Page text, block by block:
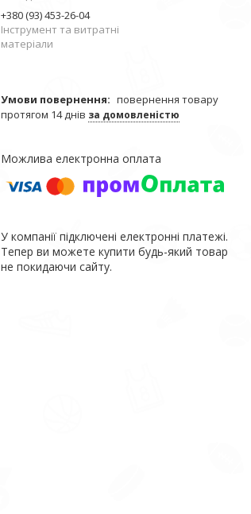
+380 (93) 453-26-04
Інструмент та витратні
матеріали
повернення товару
протягом 14 днів за домовленістю
У компанії підключені електронні платежі.
Тепер ви можете купити будь-який товар
не покидаючи сайту.